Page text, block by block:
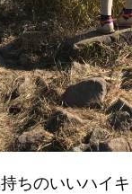
ちのいいハイキ